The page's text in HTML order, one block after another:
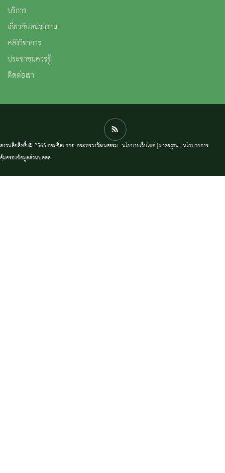
บริการ
เกี่ยวกับหน่วยงาน
คลังวิชาการ
ประชาชนควรรู้
ติดต่อเรา
สงวนลิขสิทธิ์ © 2563 กรมศิลปากร. กระทรวงวัฒนธรรม -นโยบายเว็บไซต์|มาตรฐาน |นโยบายการ
คุ้มครองข้อมูลส่วนบุคคล